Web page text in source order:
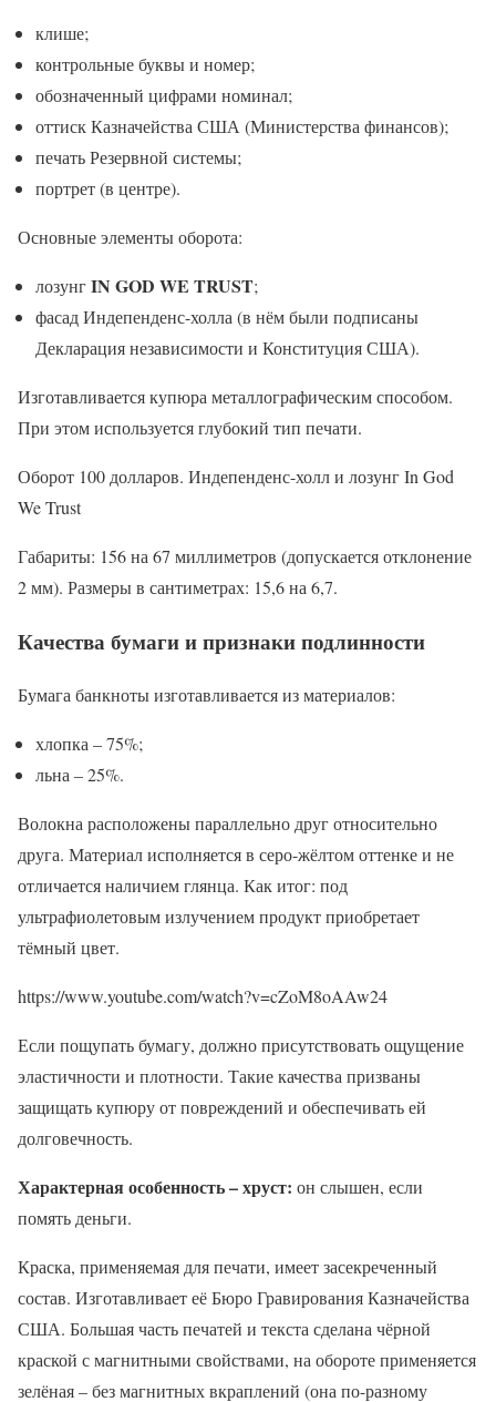
клише;
контрольные буквы и номер;
обозначенный цифрами номинал;
оттиск Казначейства США (Министерства финансов);
печать Резервной системы;
портрет (в центре).
Основные элементы оборота:
лозунгIN GOD WE TRUST;
фасад Индепенденс-холла (в нём были подписаны
Декларация независимости и Конституция США).
Изготавливается купюра металлографическим способом.
При этом используется глубокий тип печати.
Оборот 100 долларов. Индепенденс-холл и лозунг In God
We Trust
Габариты: 156 на 67 миллиметров (допускается отклонение
2 мм). Размеры в сантиметрах: 15,6 на 6,7.
Качества бумаги и признаки подлинности
Бумага банкноты изготавливается из материалов:
хлопка – 75%;
льна – 25%.
Волокна расположены параллельно друг относительно
друга. Материал исполняется в серо-жёлтом оттенке и не
отличается наличием глянца. Как итог: под
ультрафиолетовым излучением продукт приобретает
тёмный цвет.
https://www.youtube.com/watch?v=cZoM8oAAw24
Если пощупать бумагу, должно присутствовать ощущение
эластичности и плотности. Такие качества призваны
защищать купюру от повреждений и обеспечивать ей
долговечность.
Характерная особенность – хруст: он слышен, если
помять деньги.
Краска, применяемая для печати, имеет засекреченный
состав. Изготавливает её Бюро Гравирования Казначейства
США. Большая часть печатей и текста сделана чёрной
краской с магнитными свойствами, на обороте применяется
зелёная – без магнитных вкраплений (она по-разному